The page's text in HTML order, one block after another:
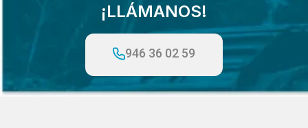
¡LLÁMANOS!
946 36 02 59